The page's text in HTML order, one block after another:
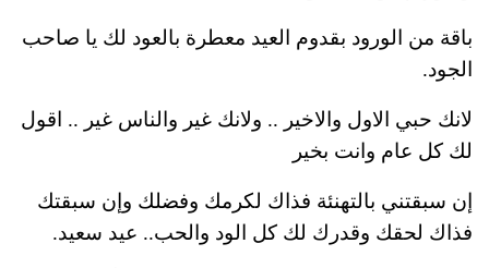
باقة من الورود بقدوم العيد معطرة بالعود لك يا صاحب
الجود.
لانك حبي الاول والاخير .. ولانك غير والناس غير .. اقول
لك كل عام وانت بخير
إن سبقتني بالتهنئة فذاك لكرمك وفضلك وإن سبقتك
فذاك لحقك وقدرك لك كل الود والحب.. عيد سعيد.